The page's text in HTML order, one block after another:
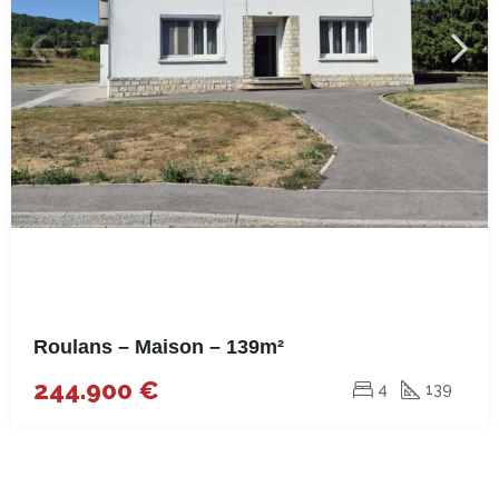
Roulans – Maison – 139m²
244.900 € 4 139